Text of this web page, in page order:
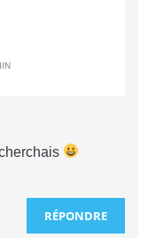
RÉPONDRE